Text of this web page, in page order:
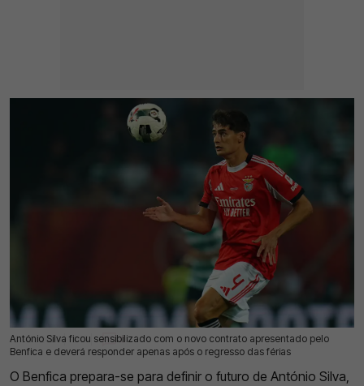
António Silva ficou sensibilizado com o novo contrato apresentado pelo
Benfica e deverá responder apenas após o regresso das férias
15 Jun 2026 | 13:17 | 0
O Benfica prepara-se para definir o futuro de António Silva,